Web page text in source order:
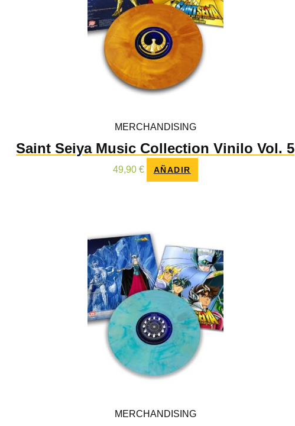
MERCHANDISING
Saint Seiya Music Collection Vinilo Vol. 5
49,90 € AÑADIR
MERCHANDISING